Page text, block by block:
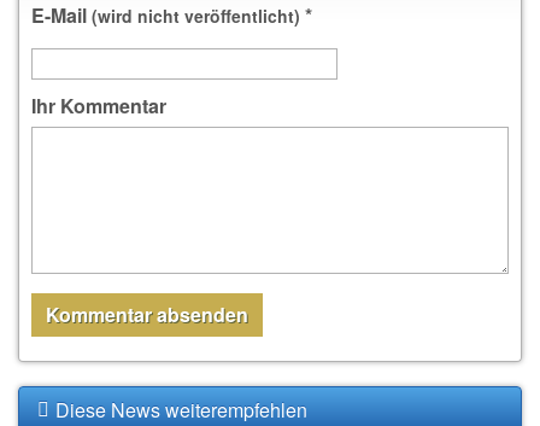
E-Mail (wird nicht veröffentlicht) *
Ihr Kommentar
Diese News weiterempfehlen